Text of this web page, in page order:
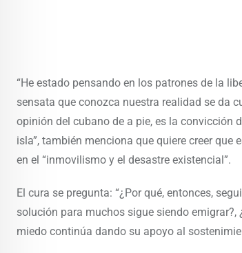
“He estado pensando en los patrones de la
sensata que conozca nuestra realidad se da
opinión del cubano de a pie, es la convicción
isla”, también menciona que quiere creer
en el “inmovilismo y el desastre existencial”.
El cura se pregunta: “¿Por qué, entonces,
solución para muchos sigue siendo
miedo continúa dando su apoyo al